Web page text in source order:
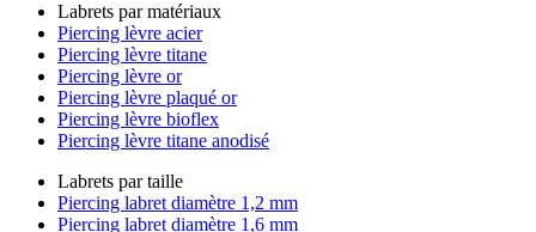
Labrets par matériaux
Piercing lèvre acier
Piercing lèvre titane
Piercing lèvre or
Piercing lèvre plaqué or
Piercing lèvre bioflex
Piercing lèvre titane anodisé
Labrets par taille
Piercing labret diamètre 1,2 mm
Piercing labret diamètre 1,6 mm